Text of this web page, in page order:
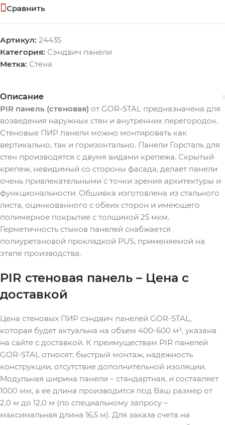
Сравнить
Артикул: 24435
Категория: Сэндвич панели
Метка: Стена
Описание
PIR панель (стеновая) от GOR-STAL предназначена для
возведения наружных стен и внутренних перегородок.
Стеновые ПИР панели можно монтировать как
вертикально, так и горизонтально. Панели Горсталь для
стен производятся с двумя видами крепежа. Скрытый
крепеж, невидимый со стороны фасада, делает панели
очень привлекательными с точки зрения архитектуры и
функциональности. Обшивка изготовлена ​​из стального
листа, оцинкованного с обеих сторон и имеющего
полимерное покрытие с толщиной 25 мкм.
Герметичность стыков панелей снабжается
полиуретановой прокладкой PUS, применяемой на
этапе производства.
PIR стеновая панель – Цена с
доставкой
Цена стеновых ПИР сэндвич панелей GOR-STAL,
которая будет актуальна на объем 400-600 м², указана
на сайте с доставкой. К преимуществам PIR панелей
GOR-STAL относят: быстрый монтаж, надежность
конструкции, отсутствие дополнительной изоляции.
Модульная ширина панели – стандартная, и составляет
1000 мм, а ее длина производится под Ваш размер от
2,0 м до 12,0 м (по специальному запросу –
максимальная длина 16,5 м). Для заказа счета на